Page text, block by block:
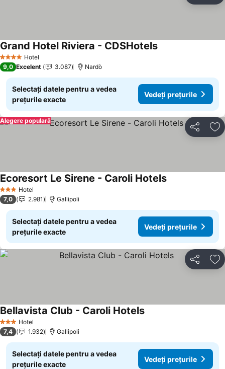
4 Stele Hotel
Grand Hotel Riviera - CDSHotelsVedeți prețurile
9,0 Excelent 3.087 Nardò
Selectați datele pentru a vedea
prețurile exacte
Vedeți prețurile
Distribuiți
Alegere populară
3 SteleHotel
Ecoresort Le Sirene - Caroli HotelsVedeți prețurile
7,0 2.981 Gallipoli
Selectați datele pentru a vedea
prețurile exacte
Vedeți prețurile
Distribuiți
3 SteleHotel
Bellavista Club - Caroli HotelsVedeți prețurile
7,4 1.932 Gallipoli
Selectați datele pentru a vedea
prețurile exacte
Vedeți prețurile